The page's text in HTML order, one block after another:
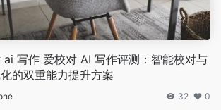
ai 写作 爱校对 AI 写作评测：智能校对与
的双重能力提升方案
32 0